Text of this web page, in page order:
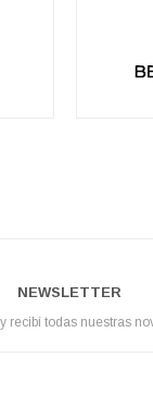
NEWSLETTER
y recibí todas nuestras